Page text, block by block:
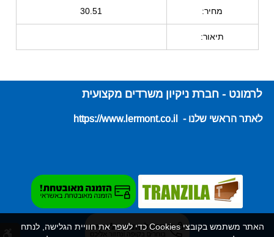
מחיר: 30.51
תיאור:
לרמונט - חברת ניקיון משרדים מקצועית
לאתר הראשי שלנו - https://www.lermont.co.il
האתר משתמש בקובצי Cookies כדי לשפר את חוויית הגלישה, לנתח